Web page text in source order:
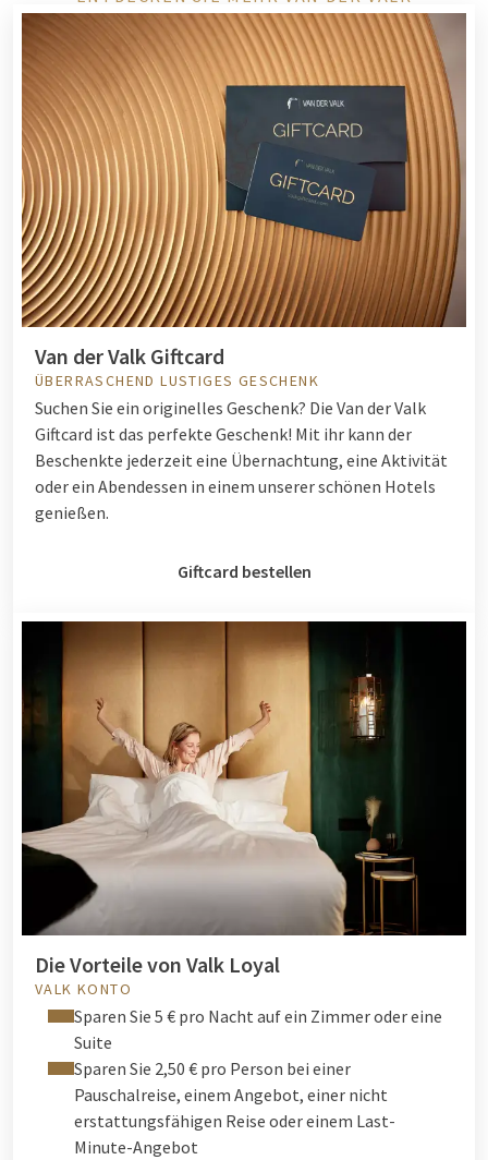
Van der Valk Giftcard
ÜBERRASCHEND LUSTIGES GESCHENK
Suchen Sie ein originelles Geschenk? Die Van der Valk
Giftcard ist das perfekte Geschenk! Mit ihr kann der
Beschenkte jederzeit eine Übernachtung, eine Aktivität
oder ein Abendessen in einem unserer schönen Hotels
genießen.
Giftcard bestellen
Die Vorteile von Valk Loyal
VALK KONTO
Sparen Sie 5 € pro Nacht auf ein Zimmer oder eine
Suite
Sparen Sie 2,50 € pro Person bei einer
Pauschalreise, einem Angebot, einer nicht
erstattungsfähigen Reise oder einem Last-
Minute-Angebot